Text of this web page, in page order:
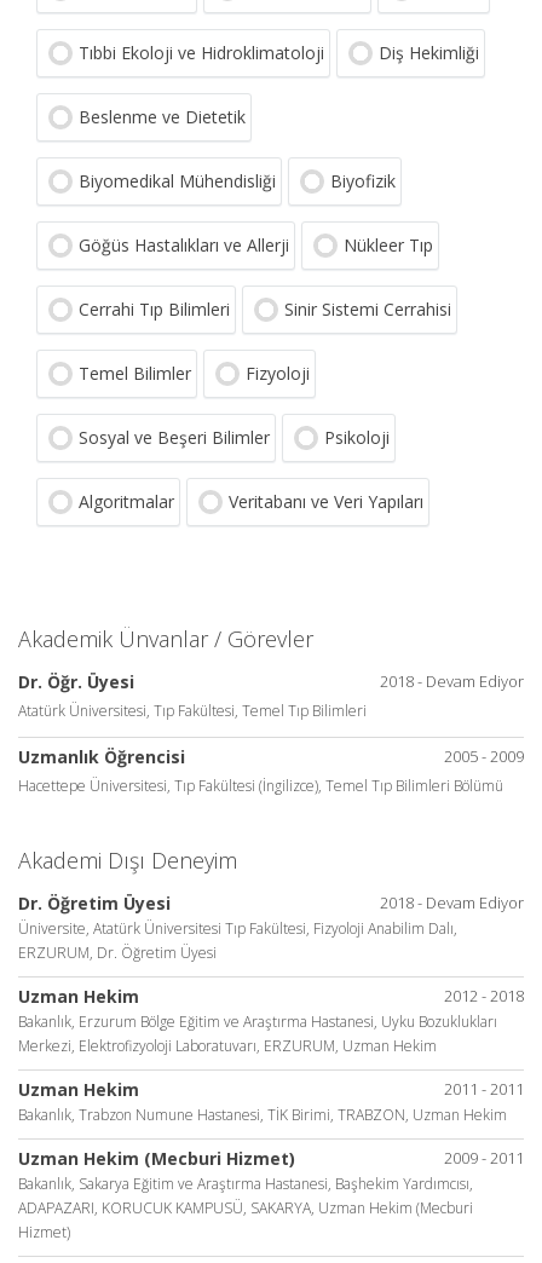
Tıbbi Ekoloji ve Hidroklimatoloji Diş Hekimliği
Beslenme ve Dietetik
Biyomedikal Mühendisliği Biyofizik
Göğüs Hastalıkları ve Allerji Nükleer Tıp
Cerrahi Tıp Bilimleri Sinir Sistemi Cerrahisi
Temel Bilimler Fizyoloji
Sosyal ve Beşeri Bilimler Psikoloji
Algoritmalar Veritabanı ve Veri Yapıları
Akademik Ünvanlar / Görevler
2018 - Devam Ediyor
Dr. Öğr. Üyesi
Atatürk Üniversitesi, Tıp Fakültesi, Temel Tıp Bilimleri
2005 - 2009
Uzmanlık Öğrencisi
Hacettepe Üniversitesi, Tıp Fakültesi (İngilizce), Temel Tıp Bilimleri Bölümü
Akademi Dışı Deneyim
2018 - Devam Ediyor
Dr. Öğretim Üyesi
Üniversite, Atatürk Üniversitesi Tıp Fakültesi, Fizyoloji Anabilim Dalı,
ERZURUM, Dr. Öğretim Üyesi
2012 - 2018
Uzman Hekim
Bakanlık, Erzurum Bölge Eğitim ve Araştırma Hastanesi, Uyku Bozuklukları
Merkezi, Elektrofizyoloji Laboratuvarı, ERZURUM, Uzman Hekim
2011 - 2011
Uzman Hekim
Bakanlık, Trabzon Numune Hastanesi, TİK Birimi, TRABZON, Uzman Hekim
2009 - 2011
Uzman Hekim (Mecburi Hizmet)
Bakanlık, Sakarya Eğitim ve Araştırma Hastanesi, Başhekim Yardımcısı,
ADAPAZARI, KORUCUK KAMPUSÜ, SAKARYA, Uzman Hekim (Mecburi
Hizmet)